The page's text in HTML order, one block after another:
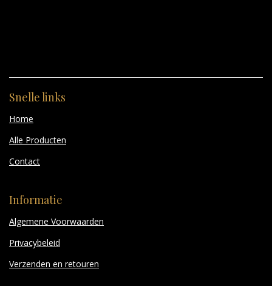
Snelle links
Home
Alle Producten
Contact
Informatie
Algemene Voorwaarden
Privacybeleid
Verzenden en retouren